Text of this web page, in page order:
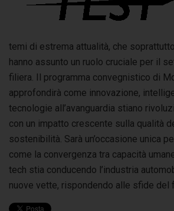
temi di estrema attualità, che
hanno assunto un ruolo cruciale per il
filiera. Il programma convegnistico di
approfondirà come innovazione,
tecnologie all’avanguardia stiano
con un impatto crescente sulla qualità
sostenibilità. Sarà un’occasione unica
come la convergenza tra capacità
tech stia conducendo l’industria
nuove vette, rispondendo alle sfide del